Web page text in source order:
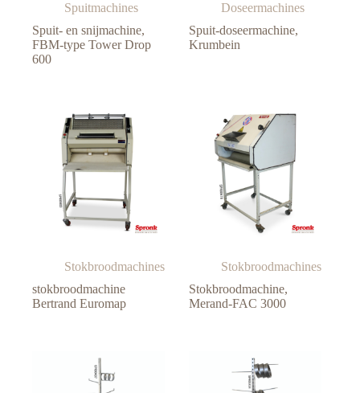
Spuitmachines
Spuit- en snijmachine,
FBM-type Tower Drop
600
Doseermachines
Spuit-doseermachine,
Krumbein
Stokbroodmachines
stokbroodmachine
Bertrand Euromap
Stokbroodmachines
Stokbroodmachine,
Merand-FAC 3000